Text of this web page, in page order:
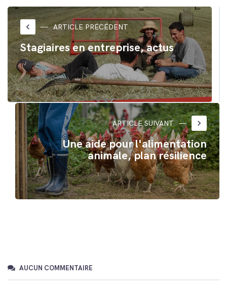
Twitter(ouvre
dans
une
nouvelle
fenêtre)
Facebook(ouvre
dans
une
nouvelle
fenêtre)
keyboard_arrow_left ARTICLE PRÉCÉDENT
Stagiaires en entreprise, actus
ARTICLE SUIVANT keyboard_arrow_right
Une aide pour l'alimentation
animale, plan résilience
AUCUN COMMENTAIRE